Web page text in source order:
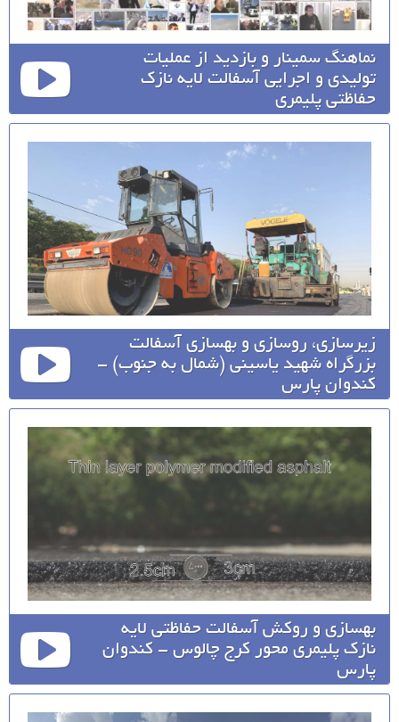
نماهنگ سمینار و بازدید از عملیات
تولیدی و اجرایی آسفالت لایه نازک
حفاظتی پلیمری
زیرسازی، روسازی و بهسازی آسفالت
بزرگراه شهید یاسینی (شمال به جنوب) -
کندوان پارس
بهسازی و روکش آسفالت حفاظتی لایه
نازک پلیمری محور کرج چالوس - کندوان
پارس